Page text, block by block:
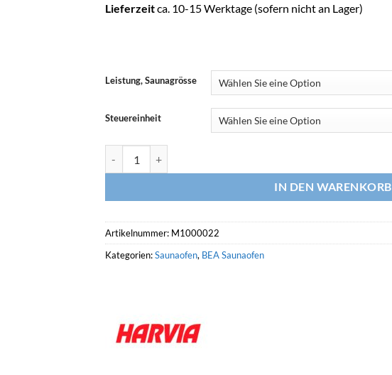
Lieferzeitca. 10-15 Werktage (sofern nicht an Lager)
Leistung, Saunagrösse
Steuereinheit
IN DEN WARENKORB
Artikelnummer: M1000022
Kategorien:Saunaofen, BEA Saunaofen